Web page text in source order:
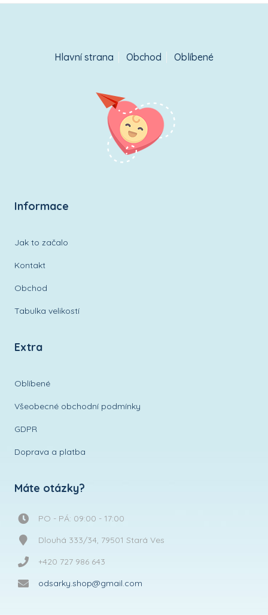
Hlavní strana Obchod Oblíbené
Informace
Jak to začalo
Kontakt
Obchod
Tabulka velikostí
Extra
Oblíbené
Všeobecné obchodní podmínky
GDPR
Doprava a platba
Máte otázky?
PO - PÁ: 09:00 - 17:00
Dlouhá 333/34, 79501 Stará Ves
+420 727 986 643
odsarky.shop@gmail.com